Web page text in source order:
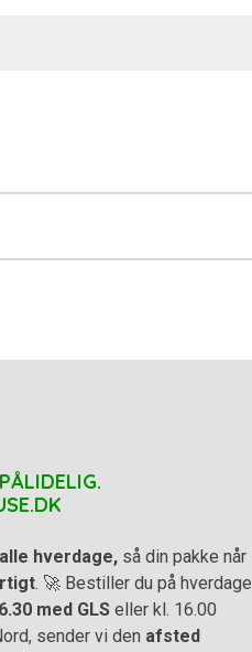
hverdage, så din pakke når
. 🚀 Bestiller du på hverdage
med GLS eller kl. 16.00
sender vi den afsted